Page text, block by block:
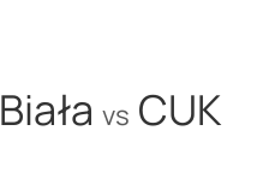
vs CUK